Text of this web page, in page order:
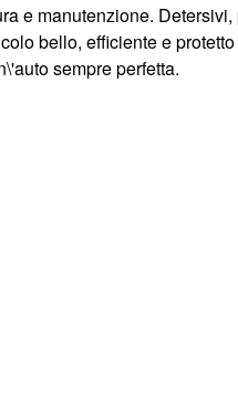
e manutenzione.
bello, efficiente e
sempre perfetta.